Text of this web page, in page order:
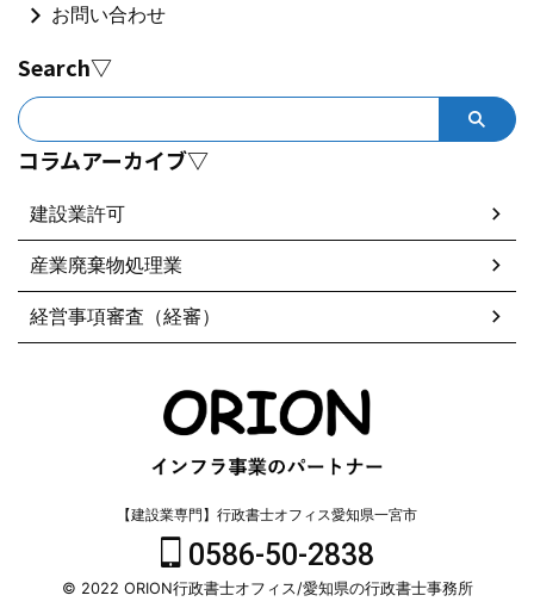
お問い合わせ
Search▽
コラムアーカイブ▽
建設業許可
産業廃棄物処理業
経営事項審査（経審）
【建設業専門】行政書士オフィス愛知県一宮市
0586-50-2838
© 2022 ORION行政書士オフィス/愛知県の行政書士事務所